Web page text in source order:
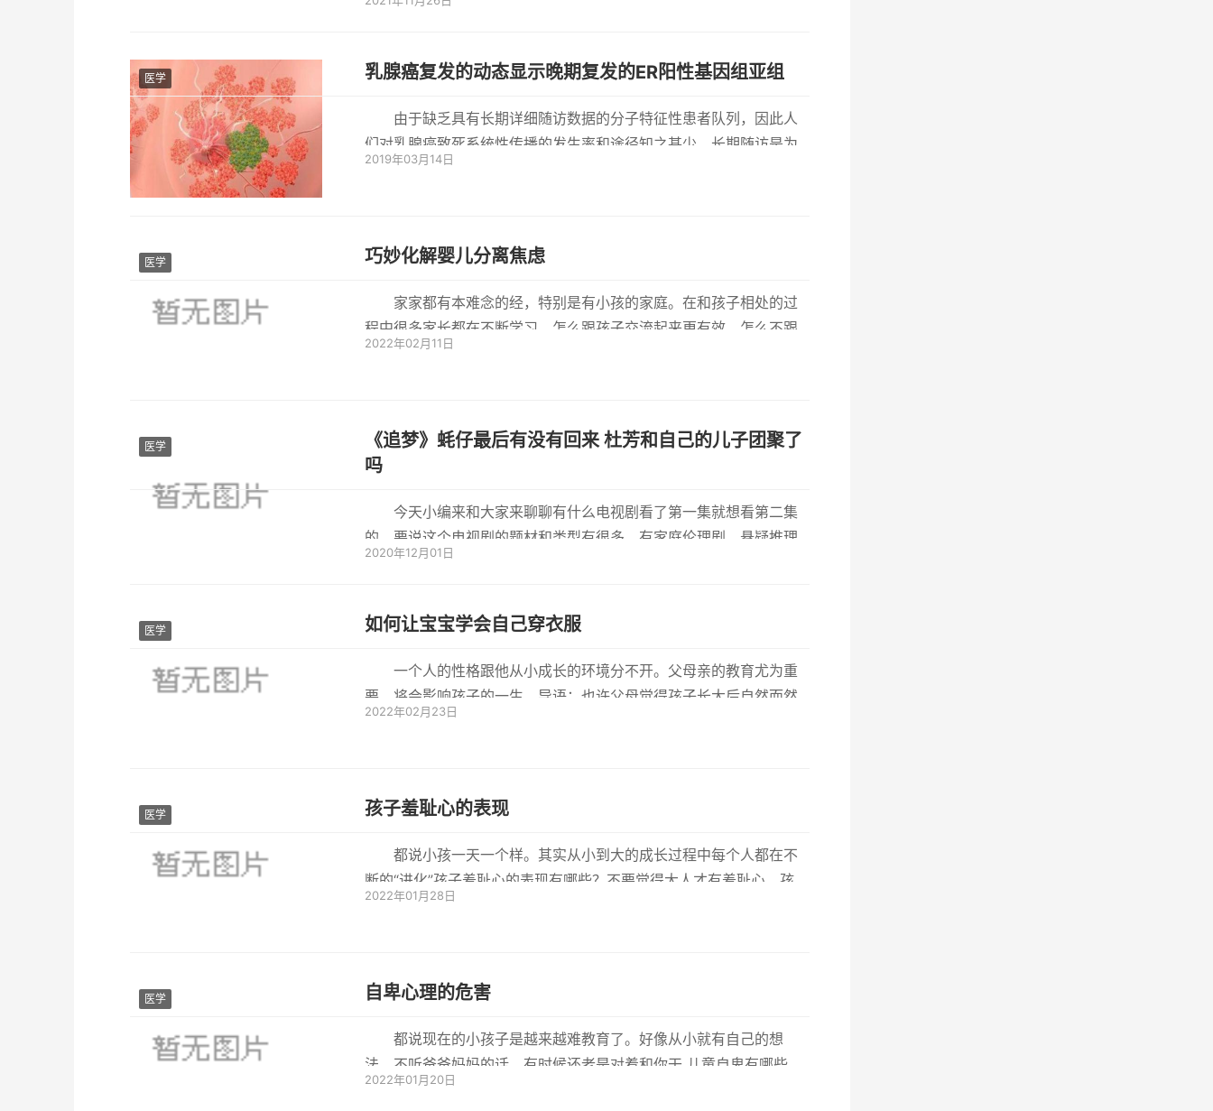
虑到双方的...
医学 乳腺癌复发的动态显示晚期复发的ER阳性基因组亚组
由于缺乏具有长期详细随访数据的分子特征性患者队列，因此人
们对乳腺癌致死系统性传播的发生率和途径知之甚少。长期随访是为
那些与雌激...
2019年03月14日
医学 巧妙化解婴儿分离焦虑
家家都有本难念的经，特别是有小孩的家庭。在和孩子相处的过
程中很多家长都在不断学习，怎么跟孩子交流起来更有效，怎么不跟
孩子发脾气...
2022年02月11日
医学
《追梦》蚝仔最后有没有回来 杜芳和自己的儿子团聚了
吗
今天小编来和大家来聊聊有什么电视剧看了第一集就想看第二集
的，要说这个电视剧的题材和类型有很多，有家庭伦理剧，悬疑推理
剧，战争历...
2020年12月01日
医学 如何让宝宝学会自己穿衣服
一个人的性格跟他从小成长的环境分不开。父母亲的教育尤为重
要，将会影响孩子的一生。导语：也许父母觉得孩子长大后自然而然
就会穿衣，...
2022年02月23日
医学 孩子羞耻心的表现
都说小孩一天一个样。其实从小到大的成长过程中每个人都在不
断的“进化”孩子羞耻心的表现有哪些？不要觉得大人才有羞耻心，孩子
在遇到...
2022年01月28日
医学 自卑心理的危害
都说现在的小孩子是越来越难教育了。好像从小就有自己的想
法，不听爸爸妈妈的话，有时候还老是对着和你干 儿童自卑有哪些表
现？卑是一种
2022年01月20日